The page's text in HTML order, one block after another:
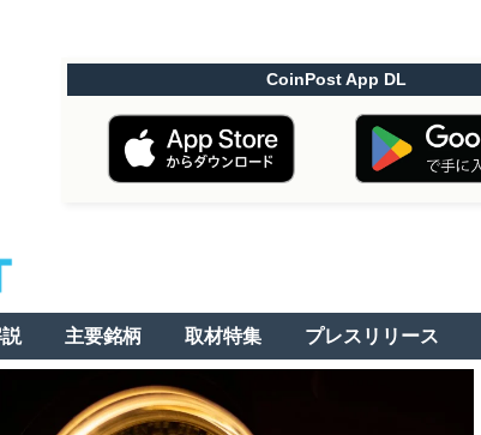
CoinPost App DL
主要銘柄 取材特集 プレスリリース